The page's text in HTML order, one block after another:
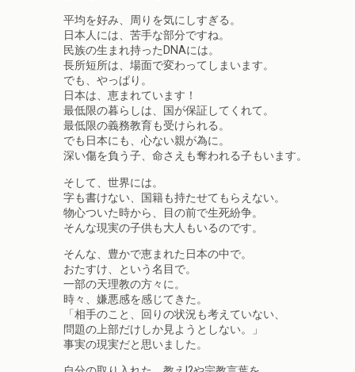
平均を好み、周りを気にしすぎる。
日本人には、苦手な部分ですね。
民族の生まれ持ったDNAには。
長所短所は、場面で変わってしまいます。
でも、やっぱり。
日本は、恵まれています！
最低限の暮らしは、国が保証してくれて。
最低限の義務教育も受けられる。
でも日本にも、心ない親が為に。
深い傷を負う子、命さえも奪われる子もいます。
そして、世界には。
字も書けない、国籍も持たせてもらえない。
物心ついた時から、目の前で生死紛争。
そんな現実の子供も大人もいるのです。
そんな、豊かで恵まれた日本の中で。
おたすけ、という名目で。
一部の天理教の方々に。
時々、嫌悪感を感じてきた。
「相手のこと、回りの状況も考えていない、
問題の上部だけしか見ようとしない。」
事実の現実だと思いました。